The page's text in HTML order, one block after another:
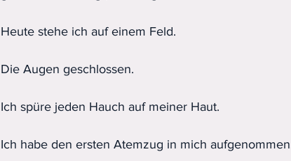
Heute stehe ich auf einem Feld.
Die Augen geschlossen.
Ich spüre jeden Hauch auf meiner Haut.
Ich habe den ersten Atemzug in mich